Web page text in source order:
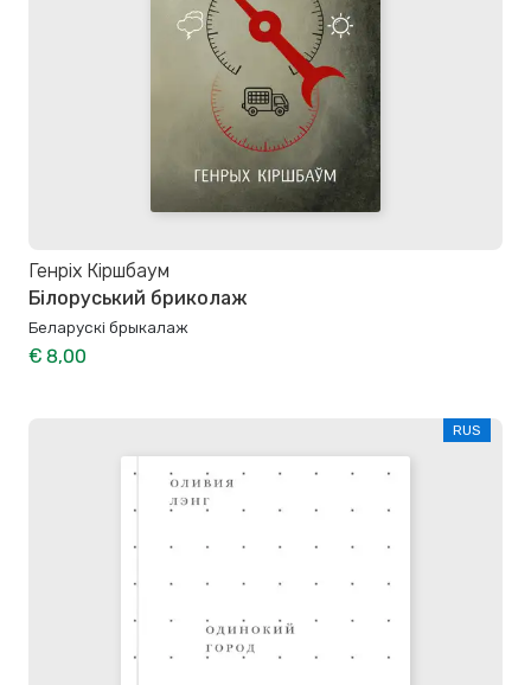
Генріх Кіршбаум
Білоруський бриколаж
Беларускі брыкалаж
€ 8,00
RUS